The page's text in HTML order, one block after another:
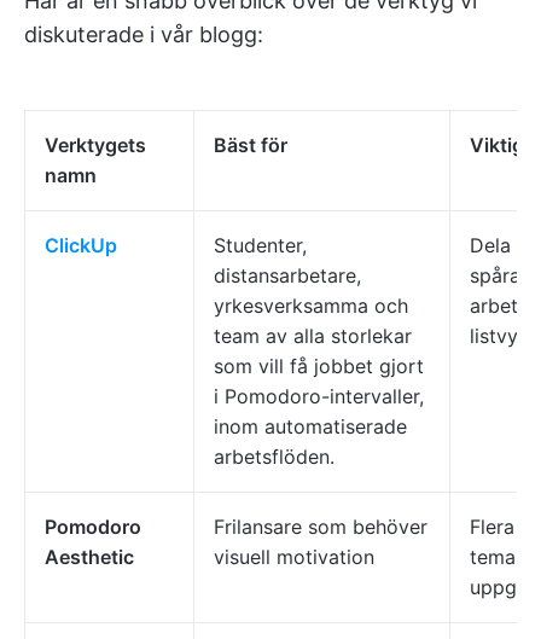
diskuterade i vår blogg:
Verktygets
namn
Bäst för Viktiga
ClickUp
Studenter,
distansarbetare,
yrkesverksamma och
team av alla storlekar
som vill få jobbet gjort
i Pomodoro-intervaller,
inom automatiserade
arbetsflöden.
Dela
spåra
listvy
Pomodoro
Aesthetic
Frilansare som behöver
visuell motivation
Flera
teman,